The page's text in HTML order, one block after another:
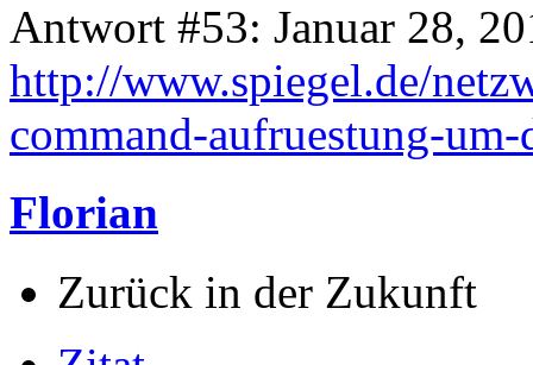
Antwort #53: Januar 28,
http://www.spiegel.de/
command-aufruestung-
Florian
Zurück in der Zukunft